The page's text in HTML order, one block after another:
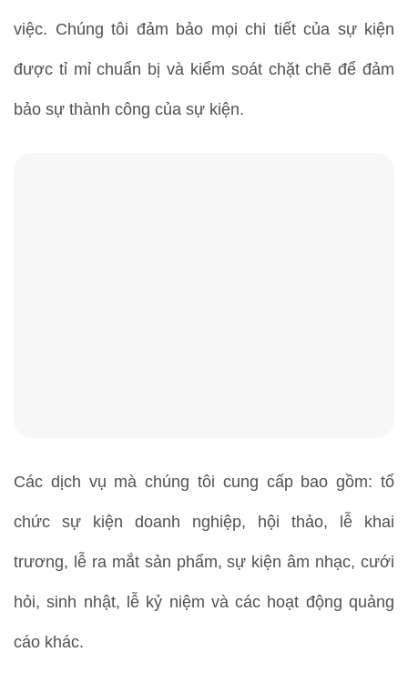
việc. Chúng tôi đảm bảo mọi chi tiết của sự kiện
được tỉ mỉ chuẩn bị và kiểm soát chặt chẽ để đảm
bảo sự thành công của sự kiện.
Các dịch vụ mà chúng tôi cung cấp bao gồm: tổ
chức sự kiện doanh nghiệp, hội thảo, lễ khai
trương, lễ ra mắt sản phẩm, sự kiện âm nhạc, cưới
hỏi, sinh nhật, lễ kỷ niệm và các hoạt động quảng
cáo khác.